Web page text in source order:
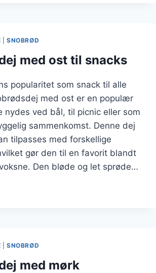
SNOBRØD
med ost til snacks
popularitet som snack til alle
med ost er en populær
nydes ved bål, til picnic eller som
sammenkomst. Denne dej
tilpasses med forskellige
gør den til en favorit blandt
Den bløde og let sprøde…
SNOBRØD
med mørk